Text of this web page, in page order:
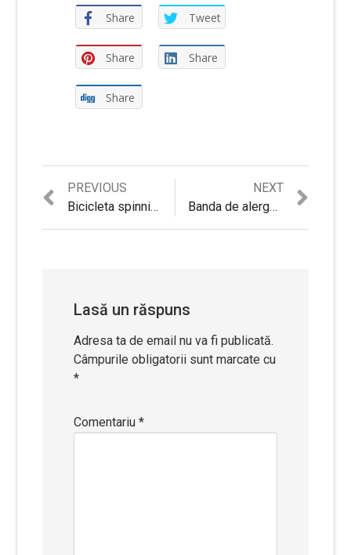
Share Tweet
Share Share
Share
Navigare
PREVIOUS
Previous
post:
Bicicleta spinning Body Sculpture, BC 4604
NEXT
post:
Banda de alergat electrica HouseFit HT 9018 E, Viteza: 1-16 km/h, USB input; MP3, 21 programe
Lasă un răspuns
Adresa ta de email nu va fi publicată.
Câmpurile obligatorii sunt marcate cu
*
Comentariu*